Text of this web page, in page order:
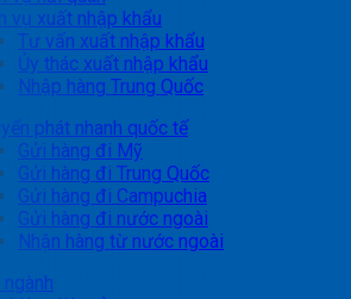
vụ xuất nhập khẩu
Tư vấn xuất nhập khẩu
Ủy thác xuất nhập khẩu
Nhập hàng Trung Quốc
phát nhanh quốc tế
Gửi hàng đi Mỹ
Gửi hàng đi Trung Quốc
Gửi hàng đi Campuchia
Gửi hàng đi nước ngoài
Nhận hàng từ nước ngoài
ngành